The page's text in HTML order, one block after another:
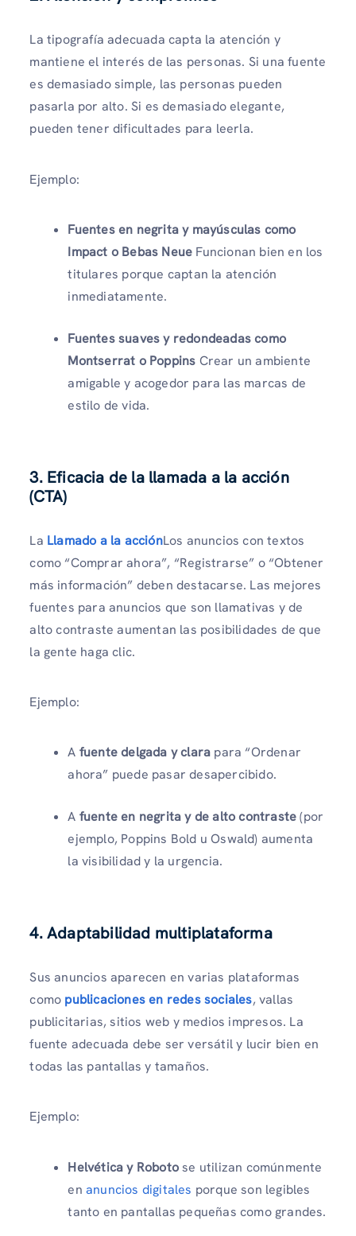
La tipografía adecuada capta la atención y
mantiene el interés de las personas. Si una fuente
es demasiado simple, las personas pueden
pasarla por alto. Si es demasiado elegante,
pueden tener dificultades para leerla.
Ejemplo:
Fuentes en negrita y mayúsculas como
Impact o Bebas Neue Funcionan bien en los
titulares porque captan la atención
inmediatamente.
Fuentes suaves y redondeadas como
Montserrat o Poppins Crear un ambiente
amigable y acogedor para las marcas de
estilo de vida.
3. Eficacia de la llamada a la acción
(CTA)
La Llamado a la acciónLos anuncios con textos
como “Comprar ahora”, “Registrarse” o “Obtener
más información” deben destacarse. Las mejores
fuentes para anuncios que son llamativas y de
alto contraste aumentan las posibilidades de que
la gente haga clic.
Ejemplo:
A fuente delgada y clara para “Ordenar
ahora” puede pasar desapercibido.
A fuente en negrita y de alto contraste(por
ejemplo, Poppins Bold u Oswald) aumenta
la visibilidad y la urgencia.
4. Adaptabilidad multiplataforma
Sus anuncios aparecen en varias plataformas
como publicaciones en redes sociales, vallas
publicitarias, sitios web y medios impresos. La
fuente adecuada debe ser versátil y lucir bien en
todas las pantallas y tamaños.
Ejemplo:
Helvética y Robotose utilizan comúnmente
en anuncios digitales porque son legibles
tanto en pantallas pequeñas como grandes.